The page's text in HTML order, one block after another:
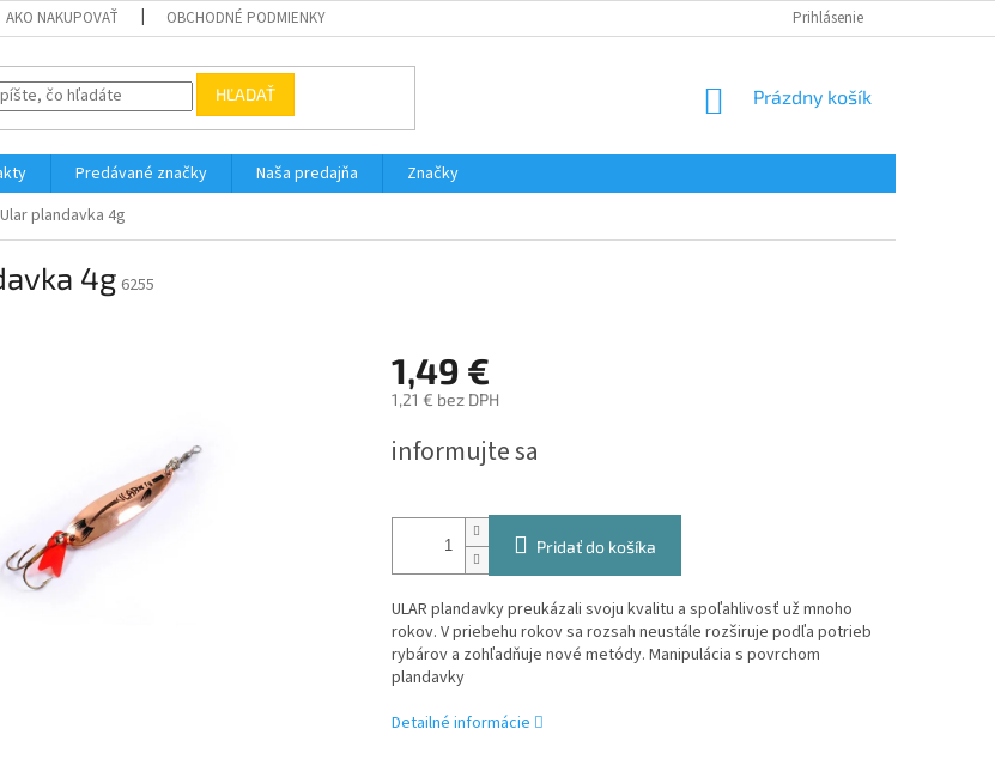
AKO NAKUPOVAŤ OBCHODNÉ PODMIENKY Prihlásenie
HĽADAŤ
NÁKUPNÝ
Prázdny košík
Predávané značky Naša predajňa
Značky
Ular plandavka 4g
4g 6255
1,49 €
1,21 € bez DPH
cena:
informujte sa
Pridať do košíka
ULAR plandavky preukázali svoju kvalitu a spoľahlivosť už mnoho
rokov. V priebehu rokov sa rozsah neustále rozširuje podľa potrieb
rybárov a zohľadňuje nové metódy. Manipulácia s povrchom
plandavky
Detailné informácie